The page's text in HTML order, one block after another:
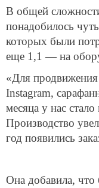
В общей
понадобилось
которых были
еще 1,1 — на
«Для
Instagram,
месяца у нас
Производство
год появились
Она добавила, что